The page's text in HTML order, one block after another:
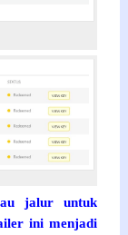
jalur untuk
ini menjadi